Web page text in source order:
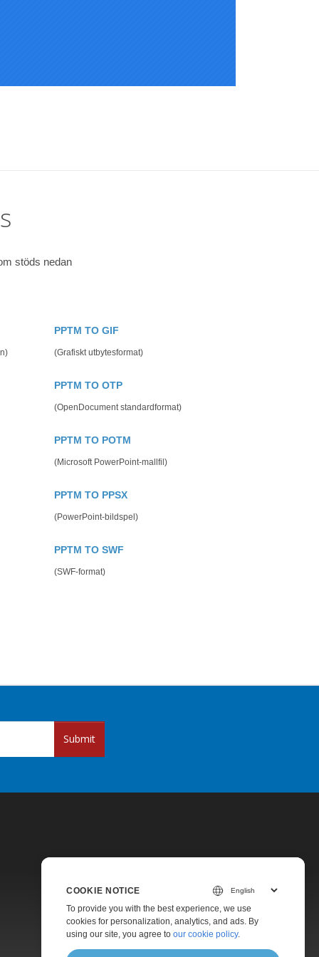
stöds nedan
PPTM TO GIF
(Grafiskt utbytesformat)
PPTM TO OTP
(OpenDocument standardformat)
PPTM TO POTM
(Microsoft PowerPoint-mallfil)
PPTM TO PPSX
(PowerPoint-bildspel)
PPTM TO SWF
(SWF-format)
Submit
Pricing
Paid Support
About
COOKIE NOTICE
To provide you with the best experience, we use
cookies for personalization, analytics, and ads. By
using our site, you agree to our cookie policy.